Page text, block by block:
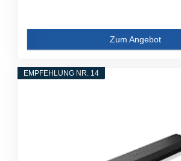
Zum Angebot
EMPFEHLUNG NR. 14